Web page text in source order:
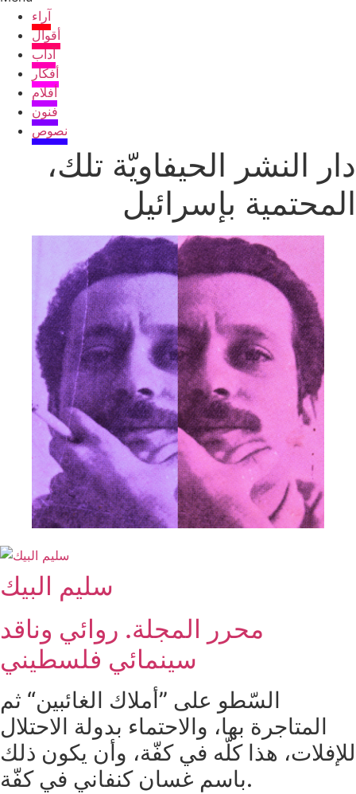
آراء
أقوال
آداب
أفكار
أفلام
فنون
نصوص
دار النشر الحيفاويّة تلك،
المحتمية بإسرائيل
سليم البيك
محرر المجلة. روائي وناقد
سينمائي فلسطيني
السّطو على ”أملاك الغائبين“ ثم
المتاجرة بها، والاحتماء بدولة الاحتلال
للإفلات، هذا كلّه في كفّة، وأن يكون ذلك
باسم غسان كنفاني في كفّة.